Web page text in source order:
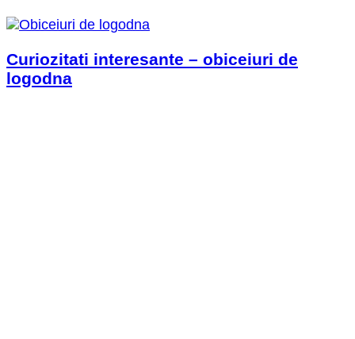
Curiozitati interesante – obiceiuri de
logodna